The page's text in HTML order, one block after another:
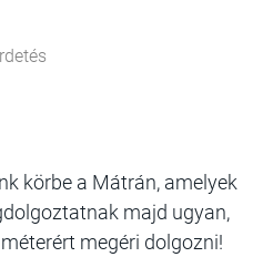
körbe a Mátrán, amelyek
majd ugyan,
megéri dolgozni!